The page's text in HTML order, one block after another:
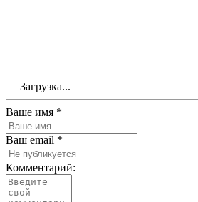
Загрузка...
Ваше имя *
Ваш email *
Комментарий: